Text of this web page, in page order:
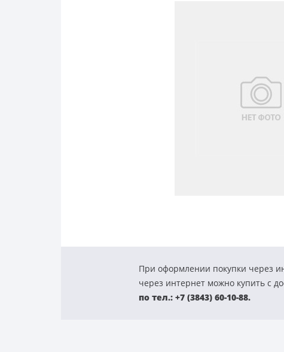
При оформлении покупки через
через интернет можно купить с
по тел.: +7 (3843) 60-10-88.